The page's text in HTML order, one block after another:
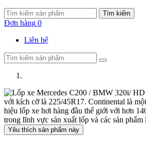
Tìm kiếm
Đơn hàng 0
Liên hệ
Yêu thích sản phẩm này